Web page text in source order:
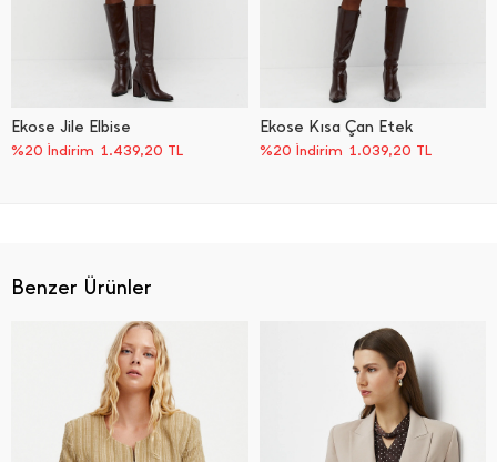
Benzer Ürünler
Ekose Jile Elbise
%20 İndirim 1.439,20 TL
Ekose Kısa Çan Etek
%20 İndirim 1.039,20 TL